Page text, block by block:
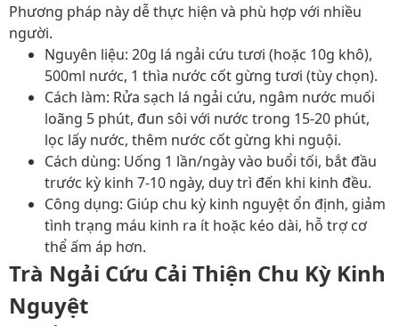
Phương pháp này dễ thực hiện và phù hợp với nhiều
người.
Nguyên liệu: 20g lá ngải cứu tươi (hoặc 10g khô),
500ml nước, 1 thìa nước cốt gừng tươi (tùy chọn).
Cách làm: Rửa sạch lá ngải cứu, ngâm nước muối
loãng 5 phút, đun sôi với nước trong 15-20 phút,
lọc lấy nước, thêm nước cốt gừng khi nguội.
Cách dùng: Uống 1 lần/ngày vào buổi tối, bắt đầu
trước kỳ kinh 7-10 ngày, duy trì đến khi kinh đều.
Công dụng: Giúp chu kỳ kinh nguyệt ổn định, giảm
tình trạng máu kinh ra ít hoặc kéo dài, hỗ trợ cơ
thể ấm áp hơn.
Trà Ngải Cứu Cải Thiện Chu Kỳ Kinh
Nguyệt